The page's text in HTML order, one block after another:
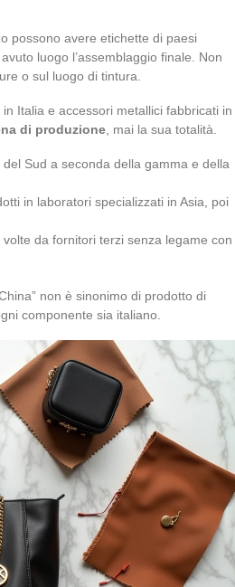
possono avere etichette di paesi
luogo l’assemblaggio finale. Non
o sul luogo di tintura.
Italia e accessori metallici fabbricati in
di produzione , mai la sua totalità.
del Sud a seconda della gamma e della
in laboratori specializzati in Asia, poi
da fornitori terzi senza legame con
non è sinonimo di prodotto di
componente sia italiano.